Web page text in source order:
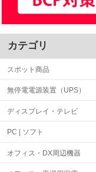
カテゴリ
スポット商品
無停電電源装置（UPS）
ディスプレイ・テレビ
PC | ソフト
オフィス・DX周辺機器